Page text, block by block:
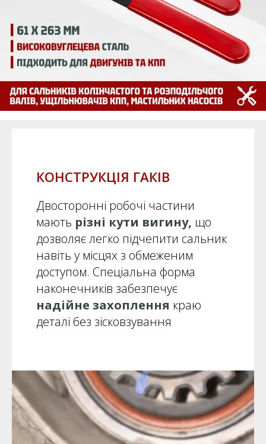
КОНСТРУКЦІЯ ГАКІВ
Двосторонні робочі частини
мають різні кути вигину, що
дозволяє легко підчепити сальник
навіть у місцях з обмеженим
доступом. Спеціальна форма
наконечників забезпечує
надійне захоплення краю
деталі без зісковзування